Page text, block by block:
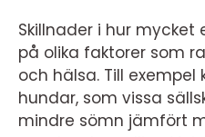
Skillnader i hur mycket
på olika faktorer som
och hälsa. Till
hundar, som vissa
mindre sömn jämfört